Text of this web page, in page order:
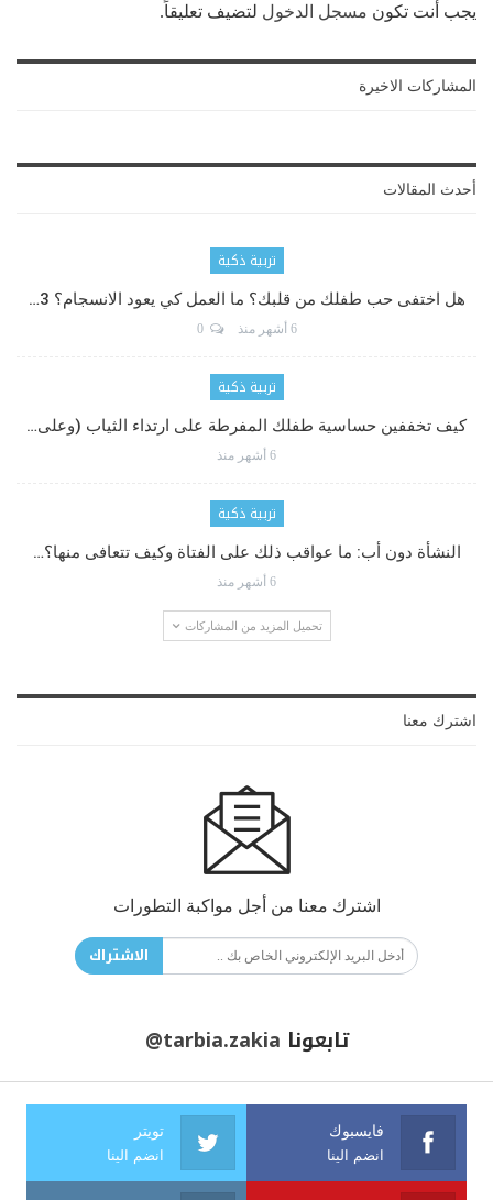
يجب أنت تكون مسجل الدخول لتضيف تعليقاً.
المشاركات الاخيرة
أحدث المقالات
تربية ذكية
هل اختفى حب طفلك من قلبك؟ ما العمل كي يعود الانسجام؟ 3…
6 أشهر منذ 0
تربية ذكية
كيف تخففين حساسية طفلك المفرطة على ارتداء الثياب (وعلى…
6 أشهر منذ
تربية ذكية
النشأة دون أب: ما عواقب ذلك على الفتاة وكيف تتعافى منها؟…
6 أشهر منذ
تحميل المزيد من المشاركات
اشترك معنا
اشترك معنا من أجل مواكبة التطورات
الاشتراك
تابعونا @tarbia.zakia
فايسبوك
انضم الينا
تويتر
انضم الينا